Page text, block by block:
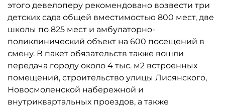
этого девелоперу рекомендовано возвести три
детских сада общей вместимостью 800 мест, две
школы по 825 мест и амбулаторно-
поликлинический объект на 600 посещений в
смену. В пакет обязательств также вошли
передача городу около 4 тыс. м2 встроенных
помещений, строительство улицы Лисянского,
Новосмоленской набережной и
внутриквартальных проездов, а также